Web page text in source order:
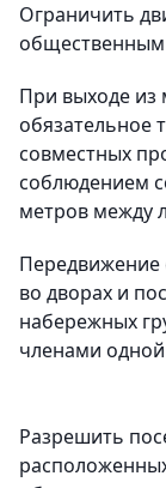
Ограничить
общественным
При выходе из
обязательное
совместных
соблюдением
метров между
Передвижение
во дворах и
набережных
членами
Разрешить